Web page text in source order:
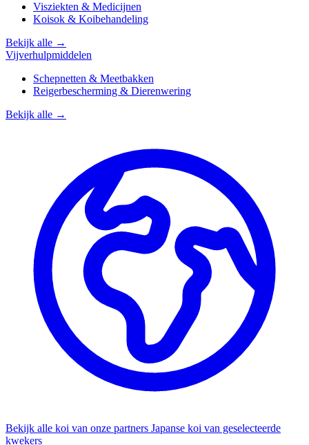
Visziekten & Medicijnen
Koisok & Koibehandeling
Bekijk alle →
Vijverhulpmiddelen
Schepnetten & Meetbakken
Reigerbescherming & Dierenwering
Bekijk alle →
Bekijk alle koi van onze partners Japanse koi van geselecteerde
kwekers